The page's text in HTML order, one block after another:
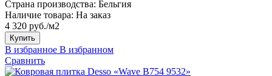
Страна производства: Бельгия
Наличие товара: На заказ
4 320 руб./м2
Купить
В избранное В избранном
Сравнить